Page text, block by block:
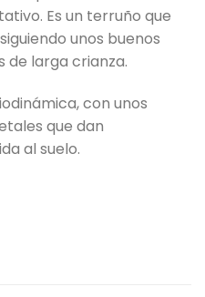
Es un terruño que
unos buenos
de larga crianza.
con unos
que dan
al suelo.